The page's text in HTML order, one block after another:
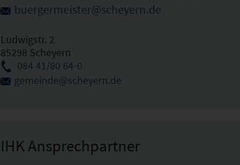
buergermeister@scheyern.de
Ludwigstr. 2
85298 Scheyern
084 41/80 64-0
gemeinde@scheyern.de
IHK Ansprechpartner